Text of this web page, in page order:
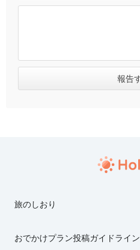
旅のしおり
おでかけプラン投稿ガイドライン